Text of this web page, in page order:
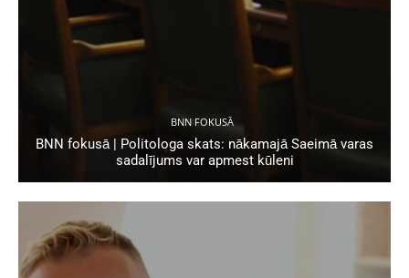
BNN FOKUSĀ
BNN fokusā | Politologa skats: nākamajā Saeimā varas
sadalījums var apmest kūleni